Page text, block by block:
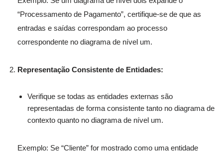
“Processamento de Pagamento”, certifique-se de que as
entradas e saídas correspondam ao processo
correspondente no diagrama de nível um.
Representação Consistente de Entidades:
Verifique se todas as entidades externas são
representadas de forma consistente tanto no diagrama de
contexto quanto no diagrama de nível um.
Exemplo: Se “Cliente” for mostrado como uma entidade